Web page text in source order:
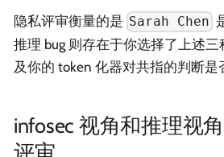
隐私评审衡量的是 Sarah Chen
推理 bug 则存在于你选择了上述
及你的 token 化器对共指的判断是
infosec 视角和推理视